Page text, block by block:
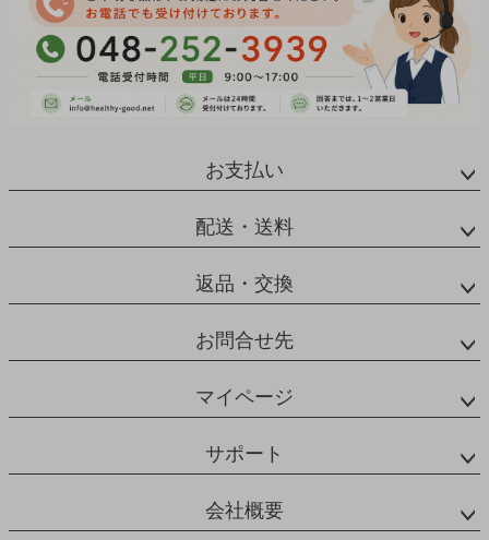
お支払い
配送・送料
返品・交換
お問合せ先
マイページ
サポート
会社概要